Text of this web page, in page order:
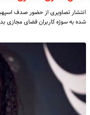
انتشار تصاویری از حضور صدف
شده به سوژه کاربران فضای مجازی